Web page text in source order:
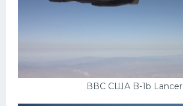
ВВС США B-1b Lancer